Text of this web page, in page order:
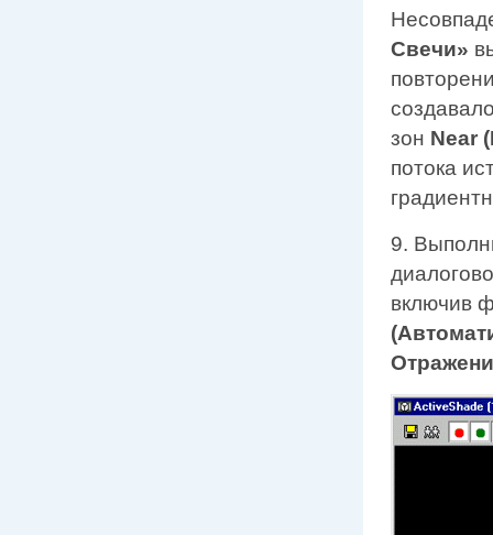
Свечи»
зон Near
потока
9.
включив